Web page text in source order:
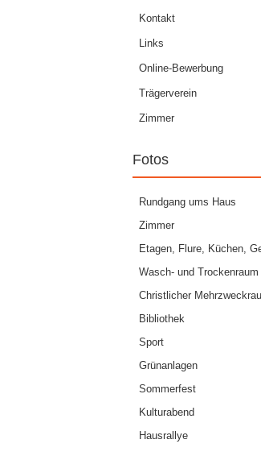
Kontakt
Links
Online-Bewerbung
Trägerverein
Zimmer
Fotos
Rundgang ums Haus
Zimmer
Etagen, Flure, Küchen,
Wasch- und Trockenraum
Christlicher
Bibliothek
Sport
Grünanlagen
Sommerfest
Kulturabend
Hausrallye